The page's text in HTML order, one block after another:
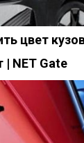
премиум-
дизайн
которое
на